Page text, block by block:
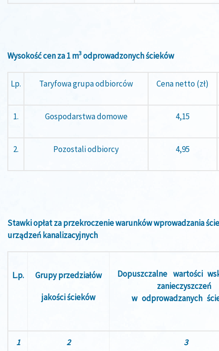
Wysokość cen za 1 m3odprowadzonych ścieków
Lp. Taryfowa grupa odbiorców Cena netto (zł)
1. Gospodarstwa domowe 4,15
2. Pozostali odbiorcy 4,95
Stawki opłat za przekroczenie warunków wprowadzania
urządzeń kanalizacyjnych
L.p. Grupy przedziałów
jakości ścieków
Dopuszczalne wartości
zanieczyszczeń
w odprowadzanych
1 2 3